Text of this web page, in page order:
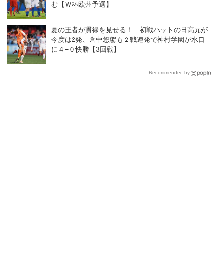
む【Ｗ杯欧州予選】
夏の王者が貫禄を見せる！ 初戦ハットの日高元が
今度は2発、倉中悠駕も２戦連発で神村学園が水口
に４−０快勝【3回戦】
Recommended by